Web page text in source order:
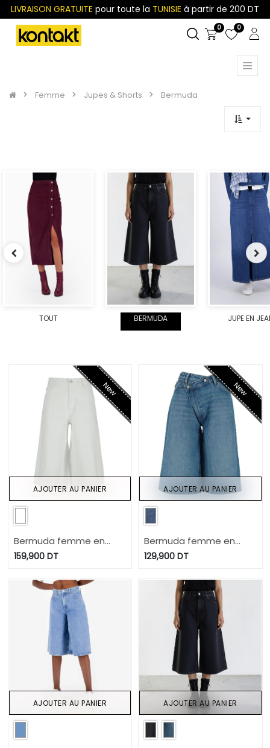
LIVRAISON GRATUITE pour toute la TUNISIE à partir de 200 DT
0 0
Femme Jupes & Shorts Bermuda
TOUT BERMUDA JUPE EN
New
Bermuda femme en
jeans - Badira
159,900DT
AJOUTER AU PANIER
New
Bermuda femme en
jeans- BADIRA 2.0
129,900 DT
AJOUTER AU PANIER
AJOUTER AU PANIER AJOUTER AU PANIER